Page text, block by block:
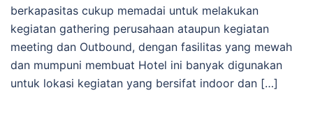
berkapasitas cukup memadai untuk melakukan
kegiatan gathering perusahaan ataupun kegiatan
meeting dan Outbound, dengan fasilitas yang mewah
dan mumpuni membuat Hotel ini banyak digunakan
untuk lokasi kegiatan yang bersifat indoor dan […]